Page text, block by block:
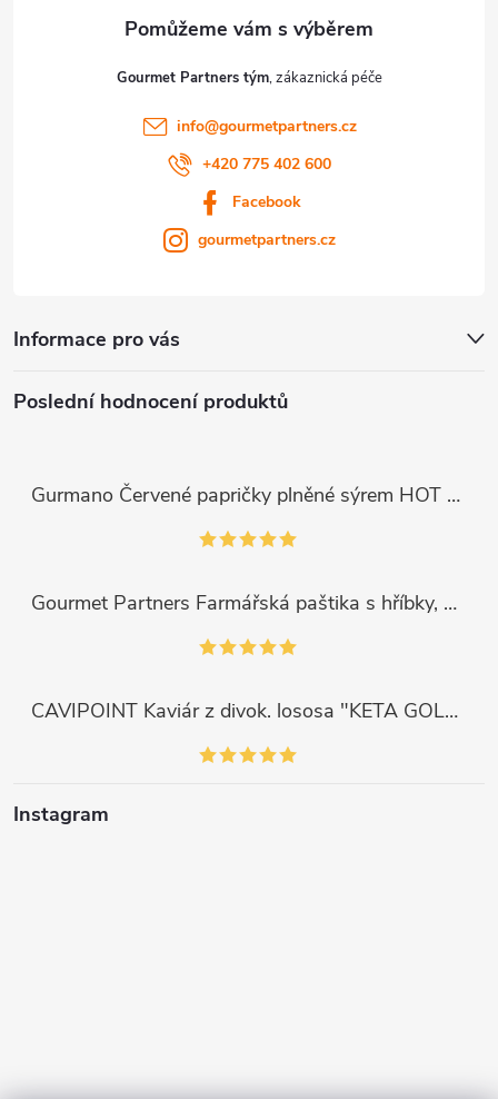
Informace pro vás
Gourmet Partners tým
info@gourmetpartners.cz
+420 775 402 600
Facebook
gourmetpartners.cz
Poslední hodnocení produktů
Gurmano Červené papričky plněné sýrem HOT palivé, 290g
Gourmet Partners Farmářská paštika s hříbky, 180g
CAVIPOINT Kaviár z divok. lososa "KETA GOLD", 200g
Instagram